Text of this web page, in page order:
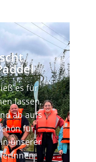
es für
lassen,
ab aufs
für
unserer